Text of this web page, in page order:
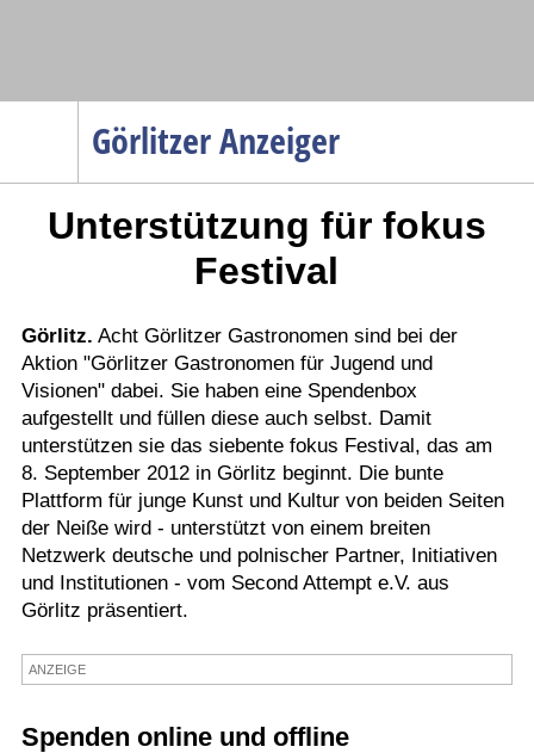
Görlitzer Anzeiger
Menüpunkte
Politik
Wirtschaft
Service
Verkehr
Gesundheit
Kultur
Sport
Kostenlos
Unterstützung für fokus
Festival
Görlitz. Acht Görlitzer Gastronomen sind bei der
Aktion "Görlitzer Gastronomen für Jugend und
Visionen" dabei. Sie haben eine Spendenbox
aufgestellt und füllen diese auch selbst. Damit
unterstützen sie das siebente fokus Festival, das am
8. September 2012 in Görlitz beginnt. Die bunte
Plattform für junge Kunst und Kultur von beiden Seiten
der Neiße wird - unterstützt von einem breiten
Netzwerk deutsche und polnischer Partner, Initiativen
und Institutionen - vom Second Attempt e.V. aus
Görlitz präsentiert.
ANZEIGE
Spenden online und offline